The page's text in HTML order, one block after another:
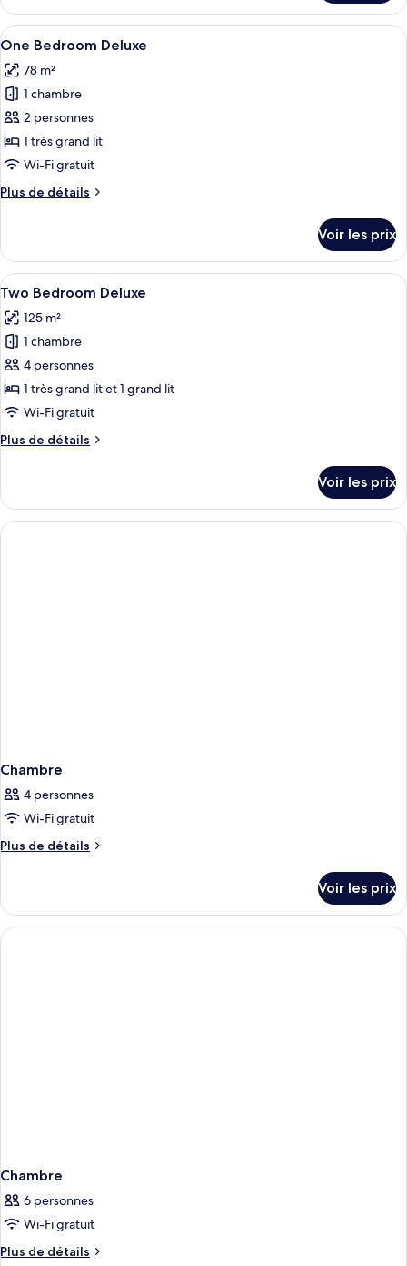
le
type
de
Studio
Suite
Afficher
toutes
les
photos
pour
ce
type
chambre :
Deluxe
Une cuisine moderne dotée d’un
7
One Bedroom Deluxe
78 m²
1 chambre
2 personnes
1 très grand lit
Wi-Fi gratuit
Plus de détails
Plus
le
type
de
One
Bedroom
Deluxe
Voir les prix
Afficher
toutes
les
photos
pour
ce
type
chambre :
Deluxe
Un lit bien fait, recouvert d’une
9
Two Bedroom Deluxe
125 m²
1 chambre
4 personnes
1 très grand lit et 1 grand lit
Wi-Fi gratuit
Plus de détails
Plus
le
type
de
Voir les prix
Chambre
4 personnes
Wi-Fi gratuit
Plus de détails
Plus
le
type
de
Voir les prix
Chambre
6 personnes
Wi-Fi gratuit
Plus de détails
Plus